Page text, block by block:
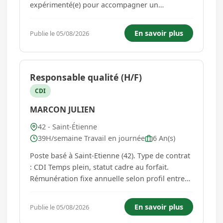
expérimenté(e) pour accompagner un
dans son quotidien, à son domicile situé à
Saint-Étienne. Une expérience solide est
impérative pour ce poste. La personne
accompagnée...
Publie le 05/08/2026 En savoir plus
Responsable qualité (H/F)
CDI
MARCON JULIEN
42 - Saint-Étienne
39H/semaine Travail en journée
6 An(s)
Poste basé à Saint-Etienne (42). Type de contrat
: CDI Temps plein, statut cadre au forfait.
Rémunération fixe annuelle selon profil entre
vacances 600€/an, tickets restaurant.
L'entreprise Acteur reconnu sur son secteur
Publie le 05/08/2026 En savoir plus